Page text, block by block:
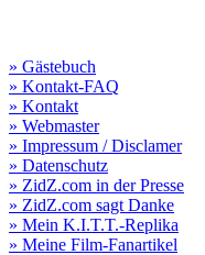
» Gästebuch
» Kontakt-FAQ
» Kontakt
» Webmaster
» Impressum / Disclamer
» Datenschutz
» ZidZ.com in der Presse
» ZidZ.com sagt Danke
» Mein K.I.T.T.-Replika
» Meine Film-Fanartikel